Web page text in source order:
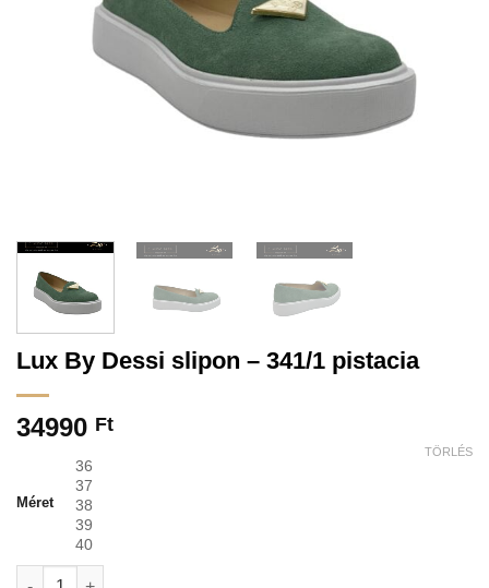
Lux By Dessi slipon – 341/1 pistacia
34990 Ft
Méret
36
37
38
39
40
TÖRLÉS
Lux By Dessi slipon - 341/1 pistacia mennyiség